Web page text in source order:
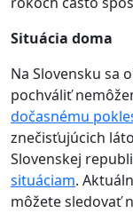
Situácia doma
Na Slovensku sa
pochváliť
dočasnému
znečisťujúcich
Slovenskej
situáciam.
môžete sledovať